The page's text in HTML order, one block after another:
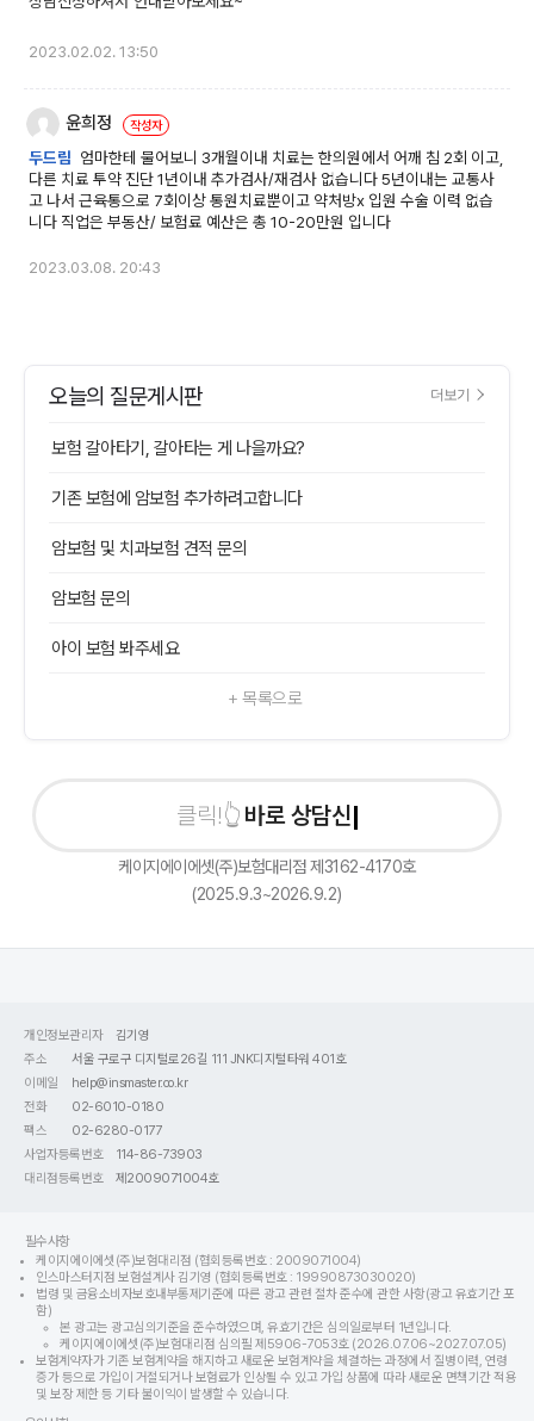
2023.02.02. 13:50
윤희정
두드림 엄마한테 물어보니 3개월이내 치료는 한의원에서 어깨 침 2회 이고,
다른 치료 투약 진단 1년이내 추가검사/재검사 없습니다 5년이내는 교통사
고 나서 근육통으로 7회이상 통원치료뿐이고 약처방x 입원 수술 이력 없습
니다 직업은 부동산/ 보험료 예산은 총 10-20만원 입니다
2023.03.08. 20:43
오늘의 질문게시판 더보기
보험 갈아타기, 갈아타는 게 나을까요?
기존 보험에 암보험 추가하려고합니다
암보험 및 치과보험 견적 문의
암보험 문의
아이 보험 봐주세요
+ 목록으로
바로 상담신청하
케이지에이에셋(주)보험대리점 제3162-4170호
(2025.9.3~2026.9.2)
개인정보관리자
김기영
주소
서울 구로구 디지털로26길 111 JNK디지털타워 401호
이메일
help@insmaster.co.kr
전화
02-6010-0180
팩스
02-6280-0177
사업자등록번호
114-86-73903
대리점등록번호
제2009071004호
필수사항
케이지에이에셋(주)보험대리점 (협회등록번호 : 2009071004)
인스마스터지점 보험설계사 김기영 (협회등록번호 : 19990873030020)
법령 및 금융소비자보호내부통제기준에 따른 광고 관련 절차 준수에 관한 사항(광고 유효기간 포
함)
본 광고는 광고심의기준을 준수하였으며, 유효기간은 심의일로부터 1년입니다.
케이지에이에셋(주)보험대리점 심의필 제5906-7053호 (2026.07.06~2027.07.05)
보험계약자가 기존 보험계약을 해지하고 새로운 보험계약을 체결하는 과정에서 질병이력, 연령
증가 등으로 가입이 거절되거나 보험료가 인상될 수 있고 가입 상품에 따라 새로운 면책기간 적용
및 보장 제한 등 기타 불이익이 발생할 수 있습니다.